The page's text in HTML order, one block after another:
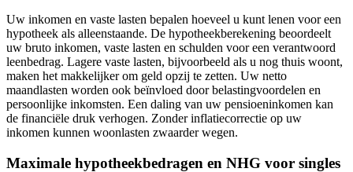
Uw inkomen en vaste lasten bepalen hoeveel u kunt lenen voor een
hypotheek als alleenstaande. De hypotheekberekening beoordeelt
uw bruto inkomen, vaste lasten en schulden voor een verantwoord
leenbedrag. Lagere vaste lasten, bijvoorbeeld als u nog thuis woont,
maken het makkelijker om geld opzij te zetten. Uw netto
maandlasten worden ook beïnvloed door belastingvoordelen en
persoonlijke inkomsten. Een daling van uw pensioeninkomen kan
de financiële druk verhogen. Zonder inflatiecorrectie op uw
inkomen kunnen woonlasten zwaarder wegen.
Maximale hypotheekbedragen en NHG voor singles